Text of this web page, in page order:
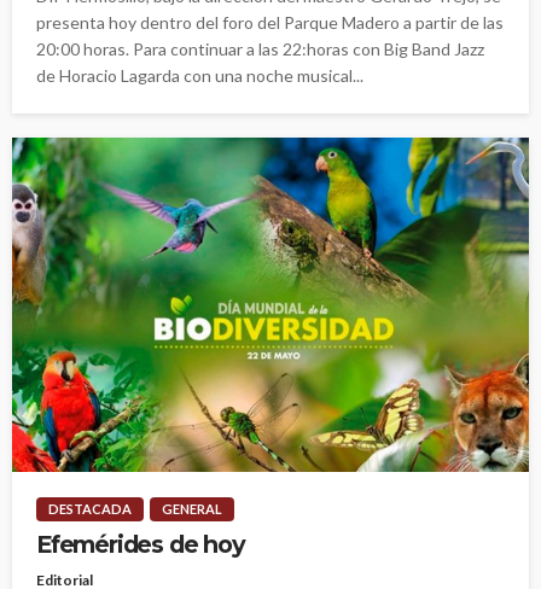
presenta hoy dentro del foro del Parque Madero a partir de las
20:00 horas. Para continuar a las 22:horas con Big Band Jazz
de Horacio Lagarda con una noche musical...
DESTACADA GENERAL
Efemérides de hoy
Editorial